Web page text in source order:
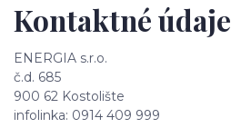
Kontaktné údaje
ENERGIA s.r.o.
č.d. 685
900 62 Kostolište
infolinka: 0914 409 999